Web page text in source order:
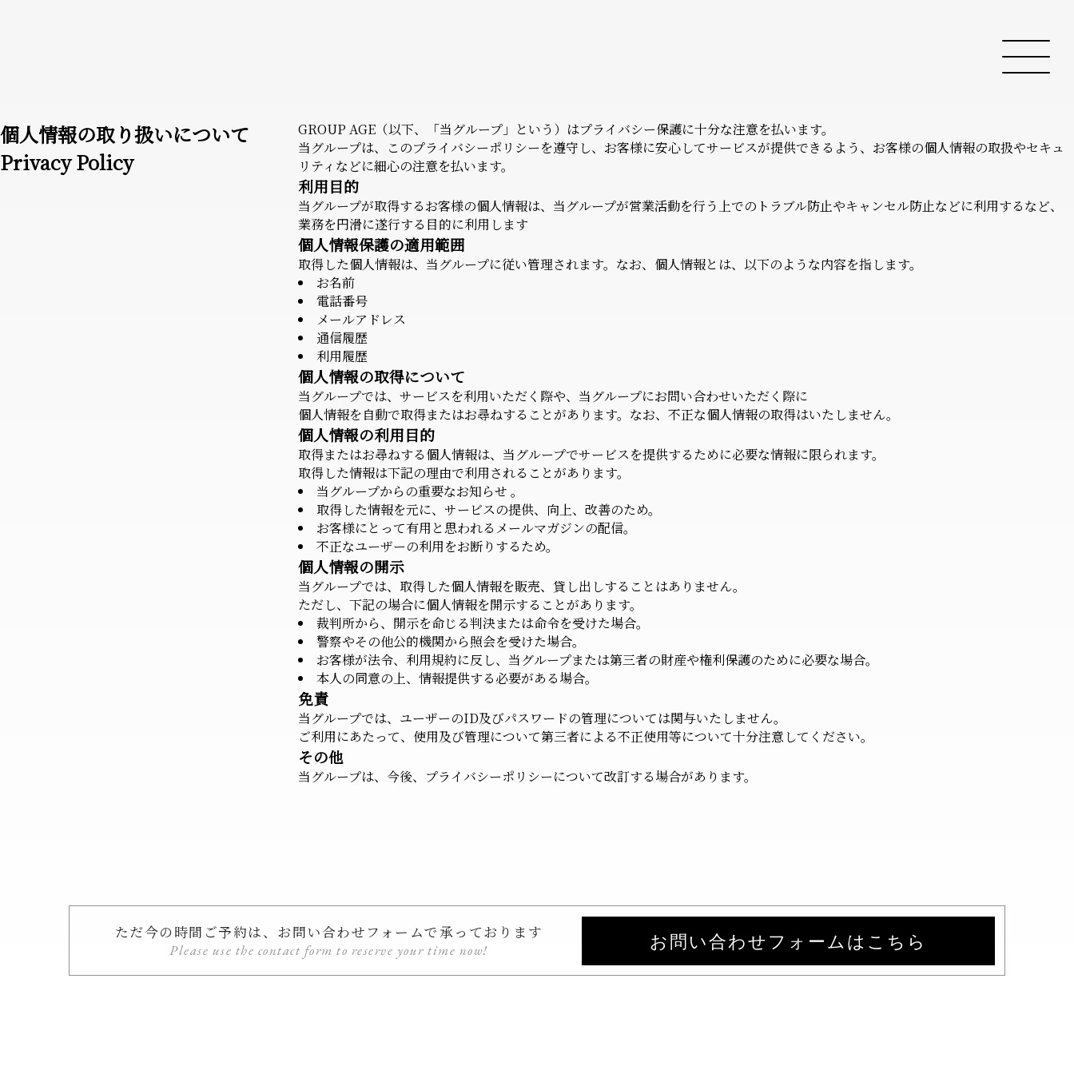
個人情報の取り扱いについて
Privacy Policy
GROUP AGE（以下、「当グループ」という）はプライバシー保護に十分な注意を払います。
当グループは、このプライバシーポリシーを遵守し、お客様に安心してサービスが提供できるよう、お客様の個人情報の取扱やセキュ
リティなどに細心の注意を払います。
利用目的
当グループが取得するお客様の個人情報は、当グループが営業活動を行う上でのトラブル防止やキャンセル防止などに利用するなど、
業務を円滑に遂行する目的に利用します
個人情報保護の適用範囲
取得した個人情報は、当グループに従い管理されます。なお、個人情報とは、以下のような内容を指します。
お名前
電話番号
メールアドレス
通信履歴
利用履歴
個人情報の取得について
当グループでは、サービスを利用いただく際や、当グループにお問い合わせいただく際に
個人情報を自動で取得またはお尋ねすることがあります。なお、不正な個人情報の取得はいたしません。
個人情報の利用目的
取得またはお尋ねする個人情報は、当グループでサービスを提供するために必要な情報に限られます。
取得した情報は下記の理由で利用されることがあります。
当グループからの重要なお知らせ 。
取得した情報を元に、サービスの提供、向上、改善のため。
お客様にとって有用と思われるメールマガジンの配信。
不正なユーザーの利用をお断りするため。
個人情報の開示
当グループでは、取得した個人情報を販売、貸し出しすることはありません。
ただし、下記の場合に個人情報を開示することがあります。
裁判所から、開示を命じる判決または命令を受けた場合。
警察やその他公的機関から照会を受けた場合。
お客様が法令、利用規約に反し、当グループまたは第三者の財産や権利保護のために必要な場合。
本人の同意の上、情報提供する必要がある場合。
免責
当グループでは、ユーザーのID及びパスワードの管理については関与いたしません。
ご利用にあたって、使用及び管理について第三者による不正使用等について十分注意してください。
その他
当グループは、今後、プライバシーポリシーについて改訂する場合があります。
ただ今の時間ご予約は、お問い合わせフォームで承っております
Please use the contact form to reserve your time now! お問い合わせフォームはこちら